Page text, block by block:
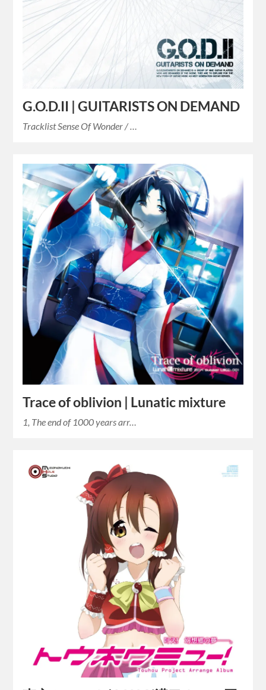
G.O.D.II | GUITARISTS ON DEMAND
Tracklist Sense Of Wonder / …
Trace of oblivion | Lunatic mixture
1, The end of 1000 years arr…